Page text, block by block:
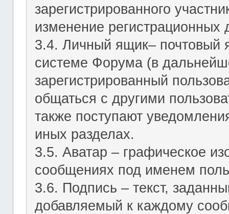
зарегистрированного
изменение регистрационных
3.4. Личный ящик– почтовый
системе Форума (в
зарегистрированный
общаться с другими
также поступают
иных разделах.
3.5. Аватар – графическое
сообщениях под именем
3.6. Подпись – текст,
добавляемый к каждому